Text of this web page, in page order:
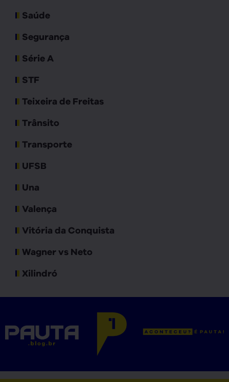
Saúde
Segurança
Série A
STF
Teixeira de Freitas
Trânsito
Transporte
UFSB
Una
Valença
Vitória da Conquista
Wagner vs Neto
Xilindró